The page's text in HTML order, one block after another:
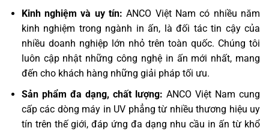
Kinh nghiệm và uy tín: ANCO Việt Nam có nhiều năm
kinh nghiệm trong ngành in ấn, là đối tác tin cậy của
nhiều doanh nghiệp lớn nhỏ trên toàn quốc. Chúng tôi
luôn cập nhật những công nghệ in ấn mới nhất, mang
đến cho khách hàng những giải pháp tối ưu.
Sản phẩm đa dạng, chất lượng: ANCO Việt Nam cung
cấp các dòng máy in UV phẳng từ nhiều thương hiệu uy
tín trên thế giới, đáp ứng đa dạng nhu cầu in ấn từ khổ